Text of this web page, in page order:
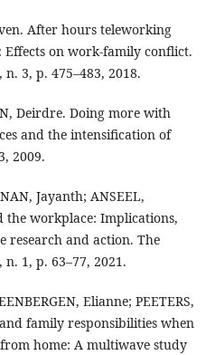
After hours teleworking
on work-family conflict.
3, p. 475–483, 2018.
Deirdre. Doing more with
and the intensification of
2009.
Jayanth; ANSEEL,
the workplace: Implications,
research and action. The
1, p. 63–77, 2021.
Elianne; PEETERS,
family responsibilities when
home: A multiwave study